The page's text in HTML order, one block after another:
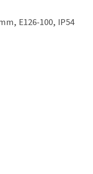
E126-100, IP54